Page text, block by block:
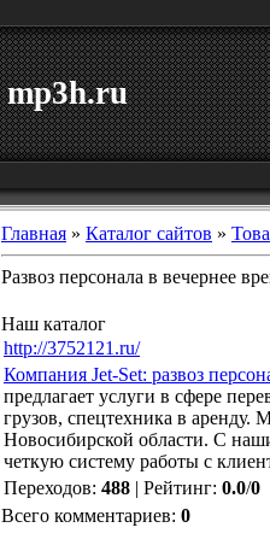
mp3h.ru
Главная » Каталог сайтов »
Развоз персонала в вечернее
Наш каталог
http://3752121.ru/
Компания Jet-Set: развоз
предлагает услуги в сфере
грузов, спецтехника в
Новосибирской области. С
четкую систему работы с
Переходов: 488 | Рейтинг: 0.0/0
Всего комментариев: 0